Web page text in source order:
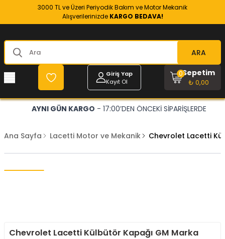
3000 TL ve Üzeri Periyodik Bakım ve Motor Mekanik
Alışverilerinizde KARGO BEDAVA!
ARA
Giriş Yap
Kayıt Ol
Sepetim
₺ 0,00
0
AYNI GÜN KARGO - 17:00’DEN ÖNCEKİ SİPARİŞLERDE
Ana Sayfa Lacetti Motor ve Mekanik Chevrolet Lacetti
Chevrolet Lacetti Külbütör Kapağı GM Marka